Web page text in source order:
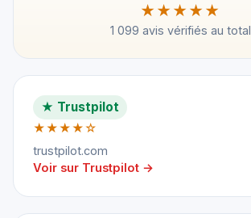
★★★★★
1 099 avis vérifiés au total
★ Trustpilot
★★★★☆
trustpilot.com
Voir sur Trustpilot →